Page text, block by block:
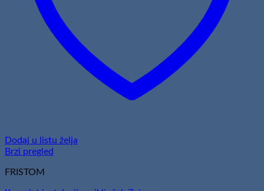
Dodaj u listu želja
Brzi pregled
FRISTOM